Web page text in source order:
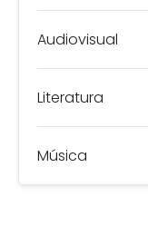
Audiovisual
Literatura
Música